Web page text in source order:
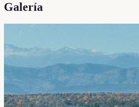
Galería